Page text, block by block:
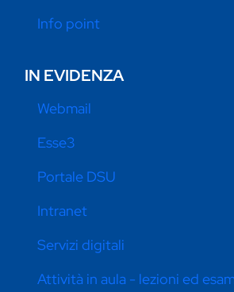
Info point
IN EVIDENZA
Webmail
Esse3
Portale DSU
Intranet
Servizi digitali
Attività in aula - lezioni ed